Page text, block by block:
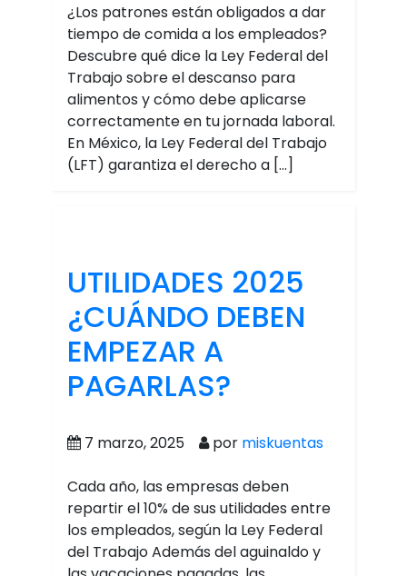
¿Los patrones están obligados a dar
tiempo de comida a los empleados?
Descubre qué dice la Ley Federal del
Trabajo sobre el descanso para
alimentos y cómo debe aplicarse
correctamente en tu jornada laboral.
En México, la Ley Federal del Trabajo
(LFT) garantiza el derecho a […]
UTILIDADES 2025
¿CUÁNDO DEBEN
EMPEZAR A
PAGARLAS?
7 marzo, 2025 por miskuentas
Cada año, las empresas deben
repartir el 10% de sus utilidades entre
los empleados, según la Ley Federal
del Trabajo Además del aguinaldo y